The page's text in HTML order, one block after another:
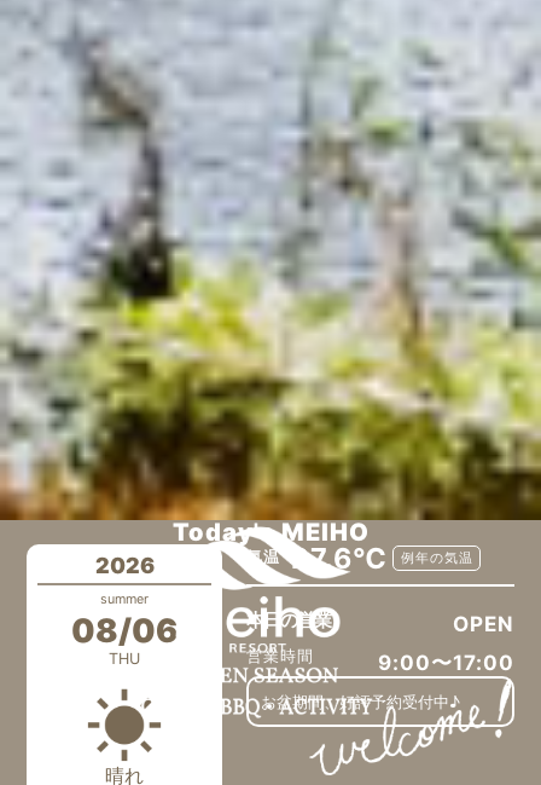
Today's MEIHO
2026
summer
08/06
THU
晴れ
気温 27.6℃ 例年の気温
本日の営業 OPEN
営業時間 9:00〜17:00
お盆期間、好評予約受付中♪